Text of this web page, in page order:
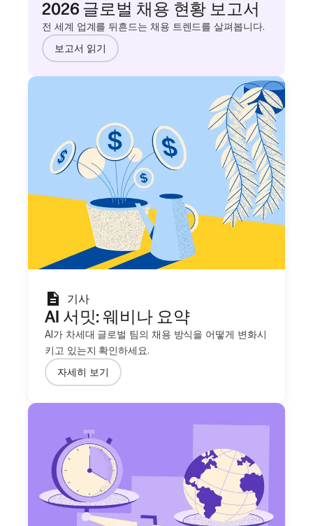
2026 글로벌 채용 현황 보고서
전 세계 업계를 뒤흔드는 채용 트렌드를 살펴봅니다.
보고서 읽기
기사
AI 서밋: 웨비나 요약
AI가 차세대 글로벌 팀의 채용 방식을 어떻게 변화시
키고 있는지 확인하세요.
자세히 보기